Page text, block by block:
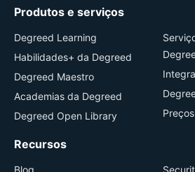
Produtos e serviços
Degreed Learning
Habilidades+ da Degreed
Degreed Maestro
Academias da Degreed
Degreed Open Library
Preços
Recursos
Blog